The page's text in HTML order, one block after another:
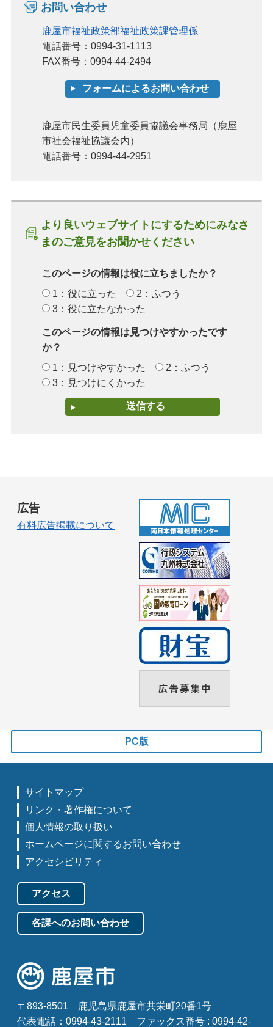
お問い合わせ
鹿屋市福祉政策部福祉政策課管理係
電話番号：0994-31-1113
FAX番号：0994-44-2494
鹿屋市民生委員児童委員協議会事務局（鹿屋
市社会福祉協議会内）
電話番号：0994-44-2951
より良いウェブサイトにするためにみなさ
まのご意見をお聞かせください
このページの情報は役に立ちましたか？
1：役に立った
2：ふつう
3：役に立たなかった
このページの情報は見つけやすかったです
か？
1：見つけやすかった
2：ふつう
3：見つけにくかった
広告
有料広告掲載について
PC版
サイトマップ
リンク・著作権について
個人情報の取り扱い
ホームページに関するお問い合わせ
アクセシビリティ
アクセス
各課へのお問い合わせ
〒893-8501
鹿児島県鹿屋市共栄町20番1号
代表電話：0994-43-2111
ファックス番号 : 0994-42-